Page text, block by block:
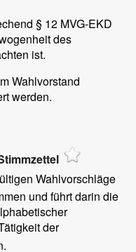
§ 12 MVG-EKD
des
ist.
Wahlvorstand
werden.
Wahlvorschläge
und führt darin die
der